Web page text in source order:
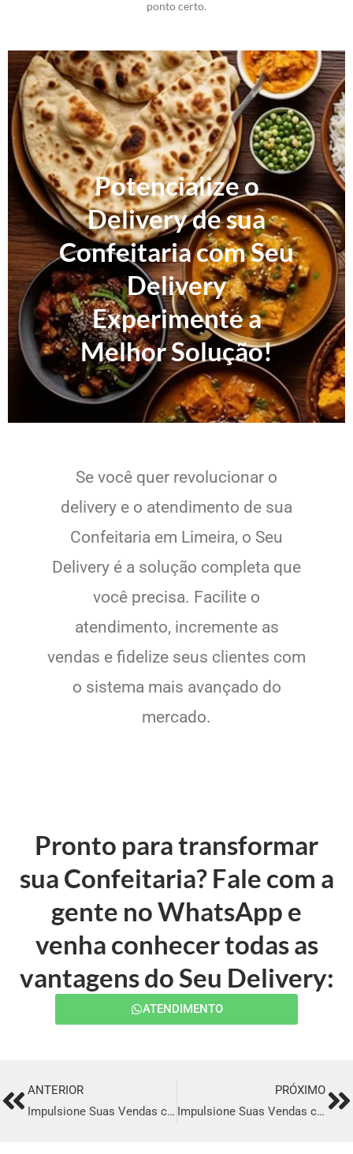
ponto certo.
Potencialize o
Delivery de sua
Confeitaria com Seu
Delivery
Experimente a
Melhor Solução!
Se você quer revolucionar o
delivery e o atendimento de sua
Confeitaria em Limeira, o Seu
Delivery é a solução completa que
você precisa. Facilite o
atendimento, incremente as
vendas e fidelize seus clientes com
o sistema mais avançado do
mercado.
Pronto para transformar
sua Confeitaria? Fale com a
gente no WhatsApp e
venha conhecer todas as
vantagens do Seu Delivery:
ATENDIMENTO
PrevANTERIOR
Impulsione Suas Vendas com o Melhor Sistema de Delivery em Taubaté
PRÓXIMO
Impulsione Suas Vendas com o Melhor Sistema de Delivery em São José Dos Pinhais